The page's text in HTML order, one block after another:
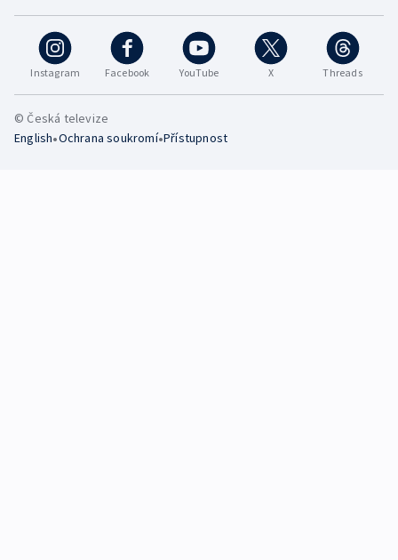
Instagram Facebook YouTube X Threads
© Česká televize
English•Ochrana soukromí•Přístupnost